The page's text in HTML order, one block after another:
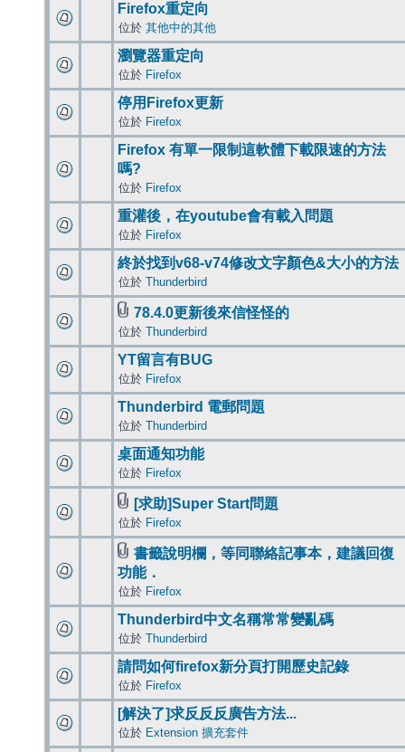
Firefox重定向
位於 其他中的其他
瀏覽器重定向
位於 Firefox
停用Firefox更新
位於 Firefox
Firefox 有單一限制這軟體下載限速的方法
嗎?
位於 Firefox
重灌後，在youtube會有載入問題
位於 Firefox
終於找到v68-v74修改文字顏色&大小的方法
位於 Thunderbird
78.4.0更新後來信怪怪的
位於 Thunderbird
YT留言有BUG
位於 Firefox
Thunderbird 電郵問題
位於 Thunderbird
桌面通知功能
位於 Firefox
[求助]Super Start問題
位於 Firefox
書籤說明欄，等同聯絡記事本，建議回復
功能．
位於 Firefox
Thunderbird中文名稱常常變亂碼
位於 Thunderbird
請問如何firefox新分頁打開歷史記錄
位於 Firefox
[解決了]求反反反廣告方法...
位於 Extension 擴充套件